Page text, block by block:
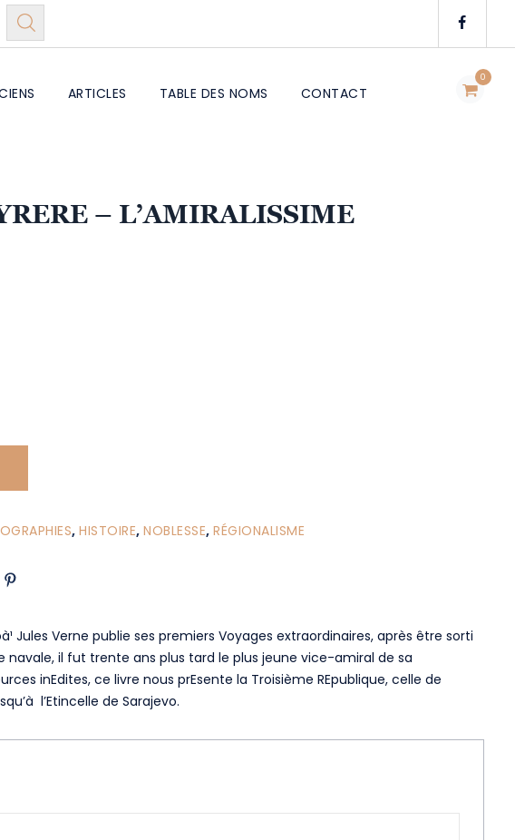
0
ARTICLES TABLE DES NOMS CONTACT
– L’AMIRALISSIME
,HISTOIRE,NOBLESSE,RÉGIONALISME
Jules Verne publie ses premiers Voyages extraordinaires, après être sorti
navale, il fut trente ans plus tard le plus jeune vice-amiral de sa
inEdites, ce livre nous prEsente la Troisième REpublique, celle de
l’Etincelle de Sarajevo.